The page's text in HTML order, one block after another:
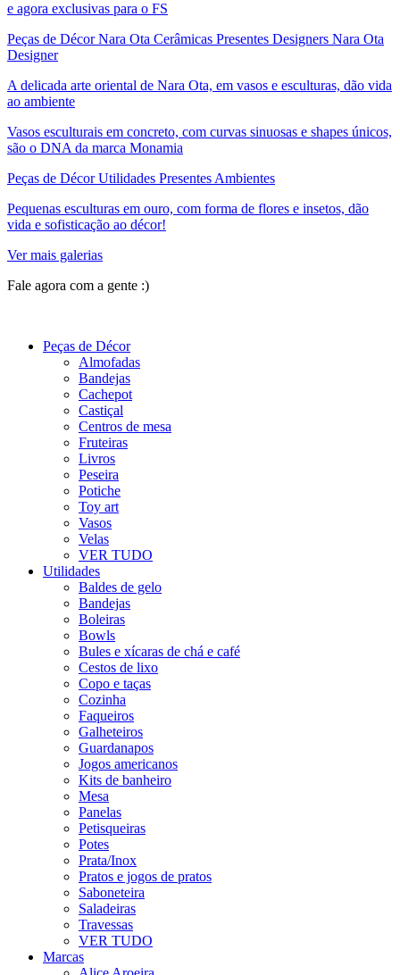
e agora exclusivas para o FS
Peças de Décor Nara Ota Cerâmicas Presentes Designers Nara Ota
Designer
A delicada arte oriental de Nara Ota, em vasos e esculturas, dão vida
ao ambiente
Vasos esculturais em concreto, com curvas sinuosas e shapes únicos,
são o DNA da marca Monamia
Peças de Décor Utilidades Presentes Ambientes
Pequenas esculturas em ouro, com forma de flores e insetos, dão
vida e sofisticação ao décor!
Ver mais galerias
Fale agora com a gente :)
Peças de Décor
Almofadas
Bandejas
Cachepot
Castiçal
Centros de mesa
Fruteiras
Livros
Peseira
Potiche
Toy art
Vasos
Velas
VER TUDO
Utilidades
Baldes de gelo
Bandejas
Boleiras
Bowls
Bules e xícaras de chá e café
Cestos de lixo
Copo e taças
Cozinha
Faqueiros
Galheteiros
Guardanapos
Jogos americanos
Kits de banheiro
Mesa
Panelas
Petisqueiras
Potes
Prata/Inox
Pratos e jogos de pratos
Saboneteira
Saladeiras
Travessas
VER TUDO
Marcas